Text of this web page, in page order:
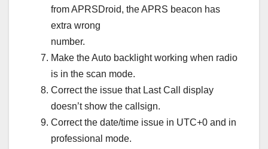
from APRSDroid, the APRS beacon has
extra wrong
number.
Make the Auto backlight working when radio
is in the scan mode.
Correct the issue that Last Call display
doesn’t show the callsign.
Correct the date/time issue in UTC+0 and in
professional mode.